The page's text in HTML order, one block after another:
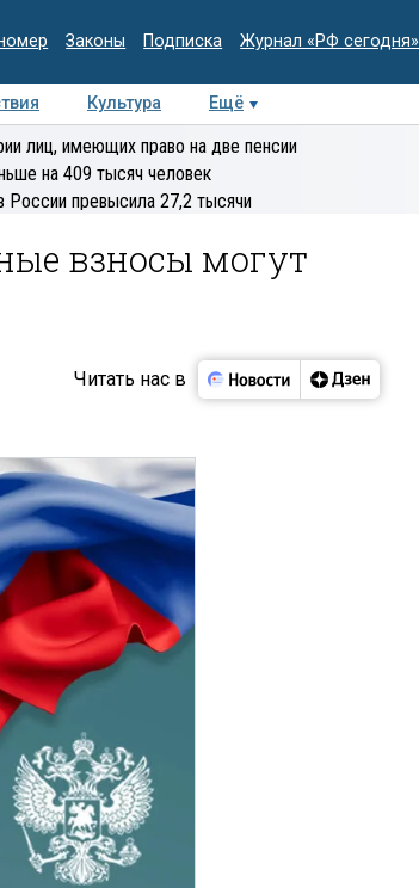
Законы Подписка Журнал «РФ сегодня»
Культура Ещё
Интервью Колумнисты
Деловая
лиц, имеющих право на две пенсии
на 409 тысяч человек
России превысила 27,2 тысячи
взносы могут
Читать нас в